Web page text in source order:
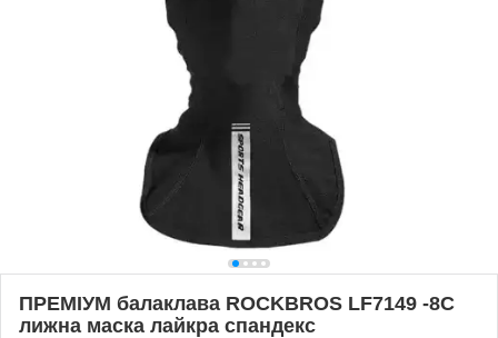
ПРЕМІУМ балаклава ROCKBROS LF7149 -8С
лижна маска лайкра спандекс